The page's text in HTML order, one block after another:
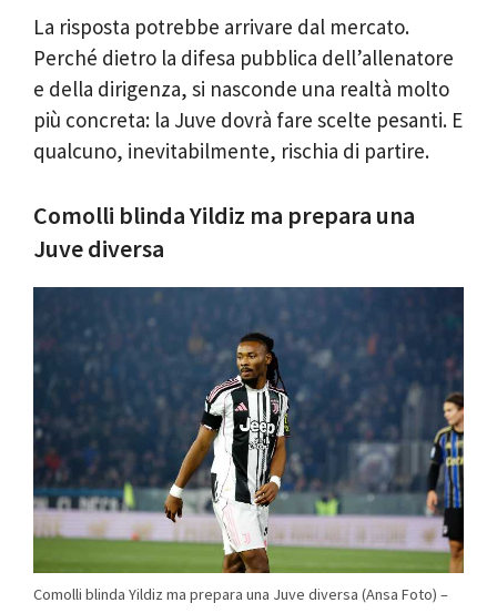
La risposta potrebbe arrivare dal mercato.
Perché dietro la difesa pubblica dell’allenatore
e della dirigenza, si nasconde una realtà molto
più concreta: la Juve dovrà fare scelte pesanti. E
qualcuno, inevitabilmente, rischia di partire.
Comolli blinda Yildiz ma prepara una
Juve diversa
Comolli blinda Yildiz ma prepara una Juve diversa (Ansa Foto) –